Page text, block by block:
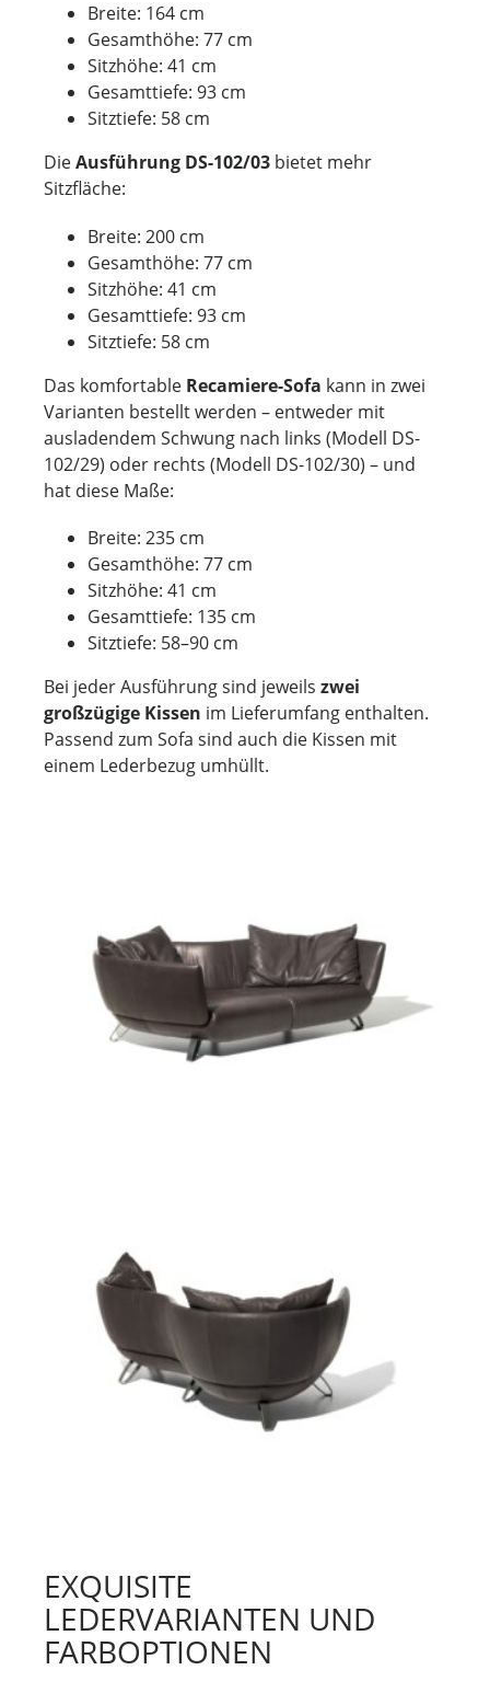
Breite: 164 cm
Gesamthöhe: 77 cm
Sitzhöhe: 41 cm
Gesamttiefe: 93 cm
Sitztiefe: 58 cm
DieAusführung DS-102/03 bietet mehr
Sitzfläche:
Breite: 200 cm
Gesamthöhe: 77 cm
Sitzhöhe: 41 cm
Gesamttiefe: 93 cm
Sitztiefe: 58 cm
Das komfortable Recamiere-Sofa kann in zwei
Varianten bestellt werden – entweder mit
ausladendem Schwung nach links (Modell DS-
102/29) oder rechts (Modell DS-102/30) – und
hat diese Maße:
Breite: 235 cm
Gesamthöhe: 77 cm
Sitzhöhe: 41 cm
Gesamttiefe: 135 cm
Sitztiefe: 58–90 cm
Bei jeder Ausführung sind jeweils zwei
großzügige Kissen im Lieferumfang enthalten.
Passend zum Sofa sind auch die Kissen mit
einem Lederbezug umhüllt.
EXQUISITE
LEDERVARIANTEN UND
FARBOPTIONEN